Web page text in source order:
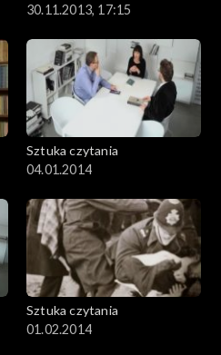
30.11.2013, 17:15
Sztuka czytania
04.01.2014
Sztuka czytania
01.02.2014